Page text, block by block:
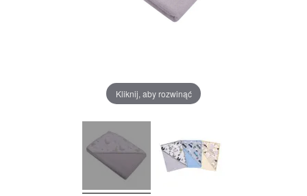
Kliknij, aby rozwinąć